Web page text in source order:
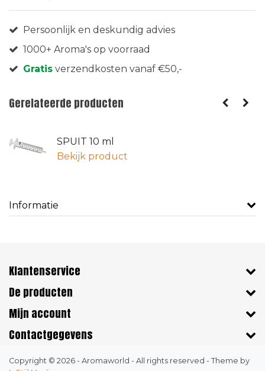
Persoonlijk en deskundig advies
1000+ Aroma's op voorraad
Gratis verzendkosten vanaf €50,-
Gerelateerde producten
SPUIT 10 ml
Bekijk product
Informatie
Klantenservice
De producten
Mijn account
Contactgegevens
Copyright © 2026 - Aromaworld - All rights reserved - Theme by